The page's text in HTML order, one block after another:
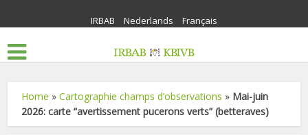
IRBAB Nederlands Français
Home »Cartographie champs d’observations » Mai-juin
2026: carte “avertissement pucerons verts” (betteraves)